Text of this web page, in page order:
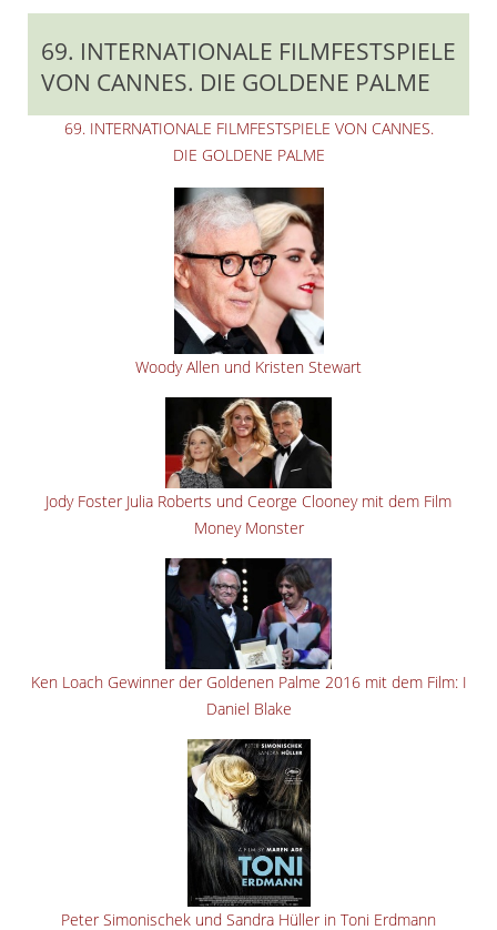
69. INTERNATIONALE FILMFESTSPIELE
VON CANNES. DIE GOLDENE PALME
69. INTERNATIONALE FILMFESTSPIELE VON CANNES.
DIE GOLDENE PALME
Woody Allen und Kristen Stewart
Jody Foster Julia Roberts und Ceorge Clooney mit dem Film
Money Monster
Ken Loach Gewinner der Goldenen Palme 2016 mit dem Film: I
Daniel Blake
Peter Simonischek und Sandra Hüller in Toni Erdmann